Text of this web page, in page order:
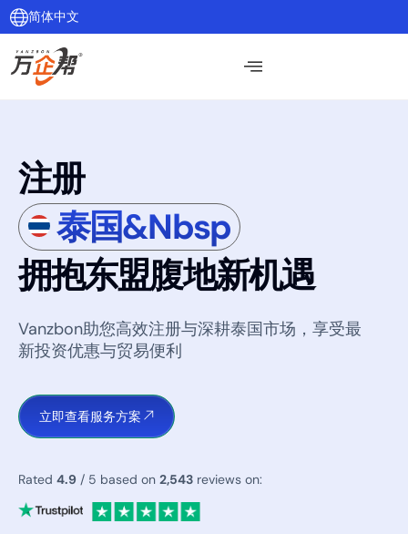
简体中文
注册
泰国&nbsp
拥抱东盟腹地新机遇
Vanzbon助您高效注册与深耕泰国市场，享受最
新投资优惠与贸易便利
立即查看服务方案
Rated 4.9 / 5 based on 2,543 reviews on: